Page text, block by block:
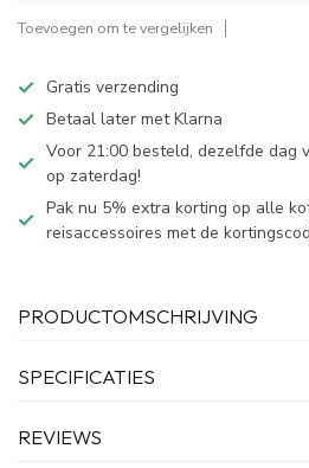
Toevoegen om te vergelijken
Gratis verzending
Betaal later met Klarna
Voor 21:00 besteld, dezelfde dag
op zaterdag!
Pak nu 5% extra korting op alle
reisaccessoires met de
PRODUCTOMSCHRIJVING
SPECIFICATIES
REVIEWS